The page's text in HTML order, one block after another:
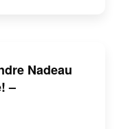
Nadeau
–